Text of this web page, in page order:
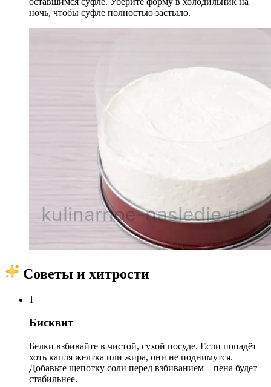
ночь, чтобы суфле полностью застыло.
Советы и хитрости
1
Бисквит
Белки взбивайте в чистой, сухой посуде. Если попадёт
хоть капля желтка или жира, они не поднимутся.
Добавьте щепотку соли перед взбиванием – пена будет
стабильнее.